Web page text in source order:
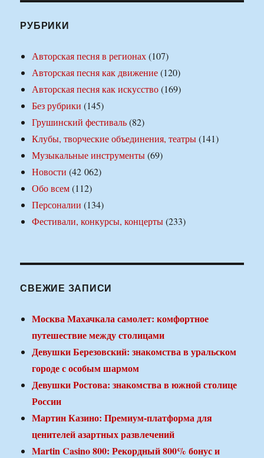
РУБРИКИ
Авторская песня в регионах(107)
Авторская песня как движение(120)
Авторская песня как искусство(169)
Без рубрики (145)
Грушинский фестиваль(82)
Клубы, творческие объединения, театры(141)
Музыкальные инструменты(69)
Новости (42 062)
Обо всем(112)
Персоналии (134)
Фестивали, конкурсы, концерты(233)
СВЕЖИЕ ЗАПИСИ
Москва Махачкала самолет: комфортное
путешествие между столицами
Девушки Березовский: знакомства в уральском
городе с особым шармом
Девушки Ростова: знакомства в южной столице
России
Мартин Казино: Премиум-платформа для
ценителей азартных развлечений
Martin Casino 800: Рекордный 800% бонус и